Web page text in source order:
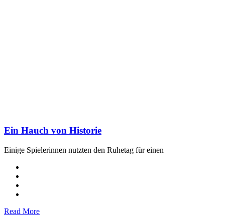
Ein Hauch von Historie
Einige Spielerinnen nutzten den Ruhetag für einen
Read More